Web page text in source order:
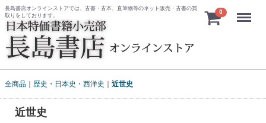
長島書店オンラインストアでは、古書・古本、直筆物等のネット販売・古書の買
取りをしております。
0 Menu
全商品 歴史・日本史・西洋史 近世史
近世史